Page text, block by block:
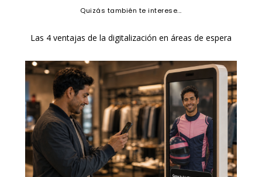
Quizás también te interese...
Las 4 ventajas de la digitalización en áreas de espera